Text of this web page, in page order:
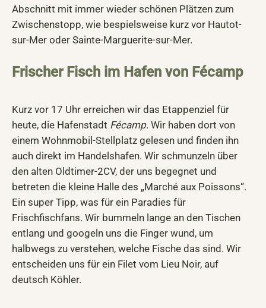
Abschnitt mit immer wieder schönen Plätzen zum
Zwischenstopp, wie bespielsweise kurz vor Hautot-
sur-Mer oder Sainte-Marguerite-sur-Mer.
Frischer Fisch im Hafen von Fécamp
Kurz vor 17 Uhr erreichen wir das Etappenziel für
heute, die Hafenstadt Fécamp. Wir haben dort von
einem Wohnmobil-Stellplatz gelesen und finden ihn
auch direkt im Handelshafen. Wir schmunzeln über
den alten Oldtimer-2CV, der uns begegnet und
betreten die kleine Halle des „Marché aux Poissons“.
Ein super Tipp, was für ein Paradies für
Frischfischfans. Wir bummeln lange an den Tischen
entlang und googeln uns die Finger wund, um
halbwegs zu verstehen, welche Fische das sind. Wir
entscheiden uns für ein Filet vom Lieu Noir, auf
deutsch Köhler.